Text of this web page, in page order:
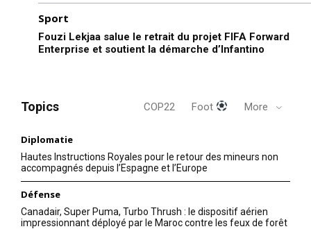
Sport
Fouzi Lekjaa salue le retrait du projet FIFA Forward
Enterprise et soutient la démarche d’Infantino
Topics COP22 Foot More
Diplomatie
Hautes Instructions Royales pour le retour des mineurs non
accompagnés depuis l’Espagne et l’Europe
Défense
Canadair, Super Puma, Turbo Thrush : le dispositif aérien
impressionnant déployé par le Maroc contre les feux de forêt